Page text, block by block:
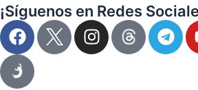
¡Síguenos en Redes
F
a
c
e
I
n
T
e